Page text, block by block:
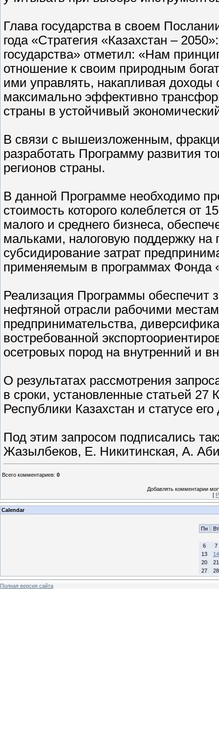
Глава государства в своем
года «Стратегия «Казахстан –
государства» отметил: «Нам
отношение к своим природным
ими управлять, накапливая доходы
максимально эффективно
страны в устойчивый
В связи с вышеизложенным,
разработать Программу развития
регионов страны.
В данной Программе необходимо
стоимость которого колеблется от
малого и среднего бизнеса,
мальками, налоговую поддержку
субсидирование затрат
применяемым в программах Фонда
Реализация Программы обеспечит
нефтяной отрасли рабочими
предпринимательства,
востребованной
осетровых пород на внутренний и
О результатах рассмотрения
в сроки, установленные статьей 27
Республики Казахстан и статусе его
Под этим запросом подписались
Жазылбеков, Е. Никитинская, А.
Всего комментариев: 0
Добавлять комментарии
[
Calendar
Пн Вт
6
7
13
14
20
21
27
28
Полная версия сайта